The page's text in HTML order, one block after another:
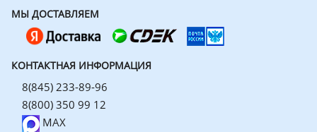
МЫ ДОСТАВЛЯЕМ
КОНТАКТНАЯ ИНФОРМАЦИЯ
8(845) 233-89-96
8(800) 350 99 12
MAX